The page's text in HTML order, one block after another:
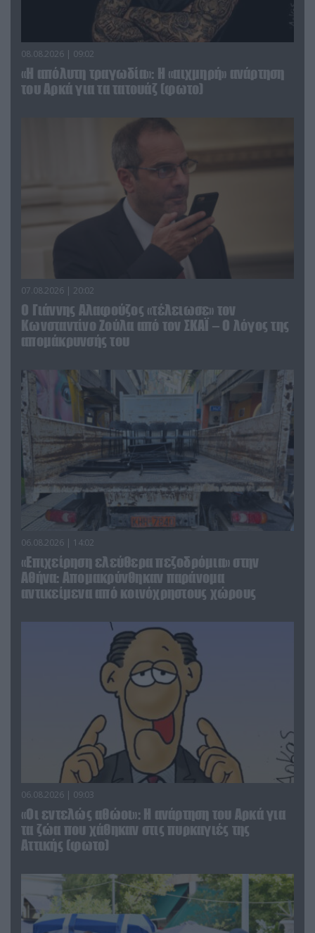
08.08.2026 | 09:02
«Η απόλυτη τραγωδία»: Η «αιχμηρή» ανάρτηση
του Αρκά για τα τατουάζ (φωτο)
07.08.2026 | 20:02
Ο Γιάννης Αλαφούζος «τέλειωσε» τον
Κωνσταντίνο Ζούλα από τον ΣΚΑΪ – Ο λόγος της
απομάκρυνσής του
06.08.2026 | 14:02
«Επιχείρηση ελεύθερα πεζοδρόμια» στην
Αθήνα: Απομακρύνθηκαν παράνομα
αντικείμενα από κοινόχρηστους χώρους
06.08.2026 | 09:03
«Οι εντελώς αθώοι»: Η ανάρτηση του Αρκά για
τα ζώα που χάθηκαν στις πυρκαγιές της
Αττικής (φωτο)